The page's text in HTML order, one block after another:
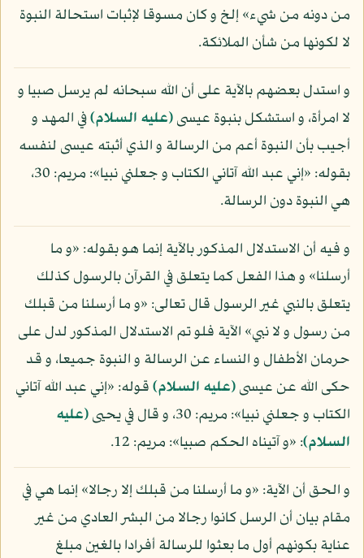
من دونه من شيء» إلخ و كان مسوقا لإثبات استحالة النبوة
لا لكونها من شأن الملائكة.
و استدل بعضهم بالآية على أن الله سبحانه لم يرسل صبيا و
لا امرأة، و استشكل بنبوة عيسى(عليه السلام)في المهد و
أجيب بأن النبوة أعم من الرسالة و الذي أثبته عيسى لنفسه
بقوله: «إني عبد الله آتاني الكتاب و جعلني نبيا»: مريم: 30،
هي النبوة دون الرسالة.
و فيه أن الاستدلال المذكور بالآية إنما هو بقوله: «و ما
أرسلنا» و هذا الفعل كما يتعلق في القرآن بالرسول كذلك
يتعلق بالنبي غير الرسول قال تعالى: «و ما أرسلنا من قبلك
من رسول و لا نبي» الآية فلو تم الاستدلال المذكور لدل على
حرمان الأطفال و النساء عن الرسالة و النبوة جميعا، و قد
حكى الله عن عيسى(عليه السلام)قوله: «إني عبد الله آتاني
الكتاب و جعلني نبيا»: مريم: 30، و قال في يحيى
(عليه
السلام): «و آتيناه الحكم صبيا»: مريم: 12.
و الحق أن الآية: «و ما أرسلنا من قبلك إلا رجالا» إنما هي في
مقام بيان أن الرسل كانوا رجالا من البشر العادي من غير
عناية بكونهم أول ما بعثوا للرسالة أفرادا بالغين مبلغ